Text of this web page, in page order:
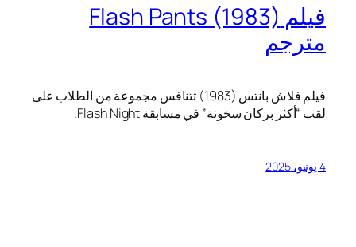
فيلم Flash Pants (1983)
مترجم
فيلم فلاش بانتس (1983) تتنافس مجموعة من الطلاب على
لقب “أكثر بركان سخونة” في مسابقة Flash Night.
4 يونيو، 2025